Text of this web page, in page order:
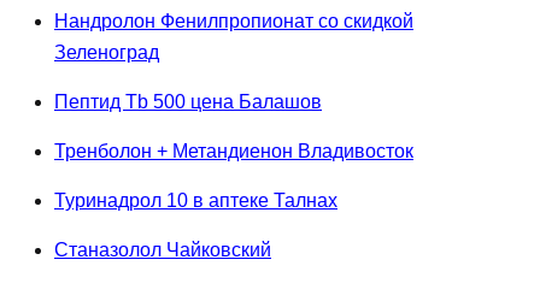
Нандролон Фенилпропионат со скидкой
Зеленоград
Пептид Tb 500 цена Балашов
Тренболон + Метандиенон Владивосток
Туринадрол 10 в аптеке Талнах
Станазолол Чайковский